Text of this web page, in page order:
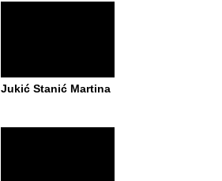
Jukić Stanić Martina